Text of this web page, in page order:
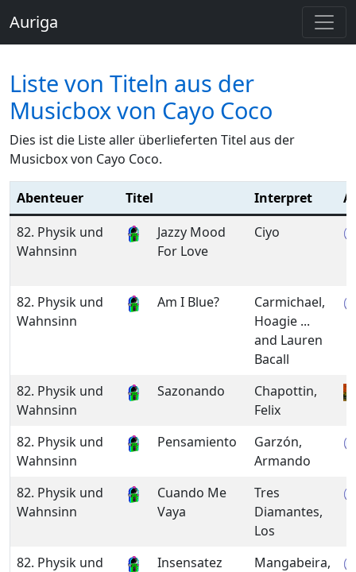
Auriga
Liste von Titeln aus der
Musicbox von Cayo Coco
Dies ist die Liste aller überlieferten Titel aus der
Musicbox von Cayo Coco.
Abenteuer Titel Interpret
82. Physik und
Wahnsinn
Jazzy Mood
For Love
Ciyo
82. Physik und
Wahnsinn
Am I Blue?
Carmichael,
Hoagie ...
and Lauren
Bacall
82. Physik und
Wahnsinn
Sazonando
Chapottin,
Felix
82. Physik und
Wahnsinn
Pensamiento
Garzón,
Armando
82. Physik und
Wahnsinn
Cuando Me
Vaya
Tres
Diamantes,
Los
82. Physik und
Insensatez
Mangabeira,